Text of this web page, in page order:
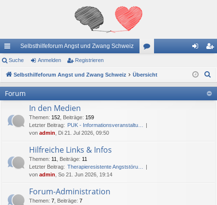
ch
ne
llz
riff
Selbsthilfeforum Angst und Zwang Schweiz
en m ist
rie
Suche Anmelden Registrieren
Selbsthilfeforum Angst und Zwang Schweiz Übersicht
Forum
In den Medien
Themen: 152 Beiträge: 159
Letzter Beitrag: PUK - Informationsveranstaltu…
von admin , Di 21. Jul 2026, 09:50
Hilfreiche Links & Infos
Themen: 11 Beiträge: 11
Letzter Beitrag: Therapieresistente Angststöru…
von admin , So 21. Jun 2026, 19:14
Forum-Administration
Themen: 7 Beiträge: 7